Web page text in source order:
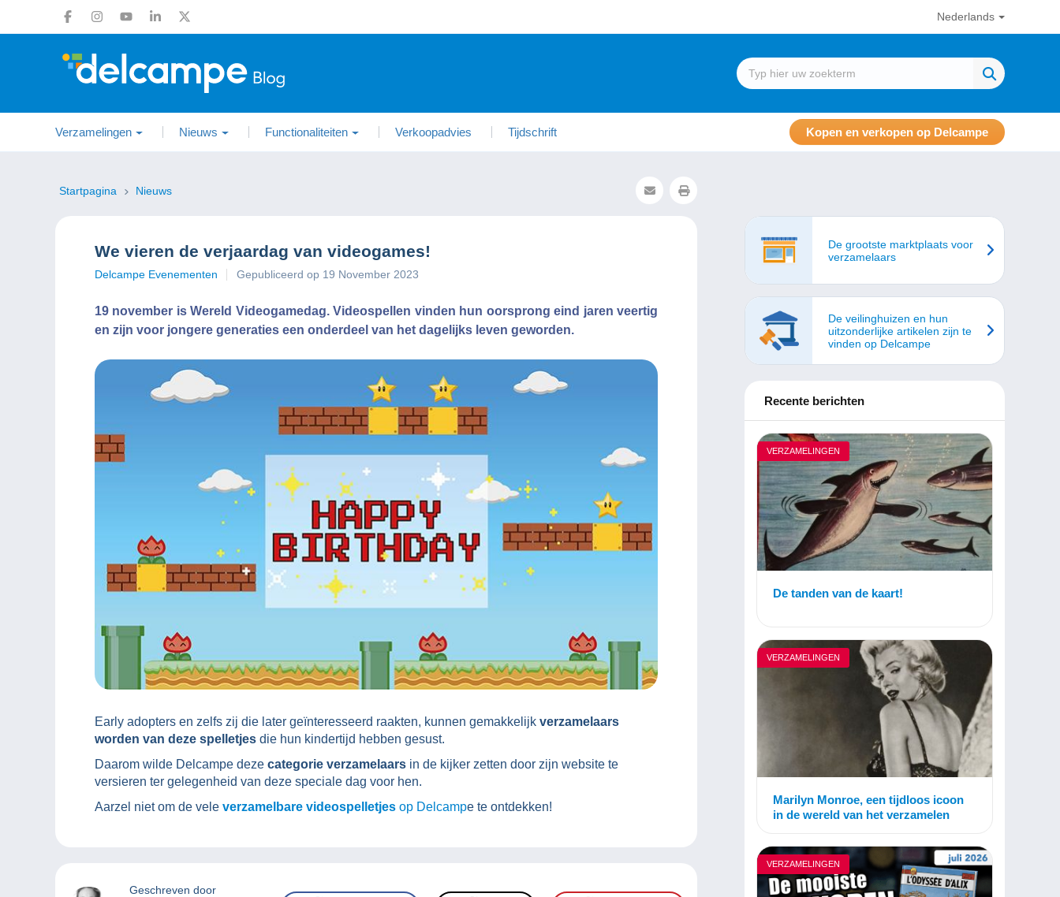
Nederlands
Verzamelingen Nieuws Functionaliteiten Verkoopadvies Tijdschrift Kopen en verkopen op Delcampe
Startpagina Nieuws
We vieren de verjaardag van videogames!
Delcampe Evenementen Gepubliceerd op 19 November 2023
19 november is Wereld Videogamedag. Videospellen vinden hun oorsprong eind jaren veertig
en zijn voor jongere generaties een onderdeel van het dagelijks leven geworden.
Early adopters en zelfs zij die later geïnteresseerd raakten, kunnen gemakkelijk verzamelaars
worden van deze spelletjes die hun kindertijd hebben gesust.
Daarom wilde Delcampe deze categorie verzamelaars in de kijker zetten door zijn website te
versieren ter gelegenheid van deze speciale dag voor hen.
Aarzel niet om de vele verzamelbare videospelletjes op Delcampe te ontdekken!
Geschreven door
De grootste marktplaats voor
verzamelaars
De veilinghuizen en hun
uitzonderlijke artikelen zijn te
vinden op Delcampe
Recente berichten
VERZAMELINGEN
De tanden van de kaart!
VERZAMELINGEN
Marilyn Monroe, een tijdloos icoon
in de wereld van het verzamelen
VERZAMELINGEN